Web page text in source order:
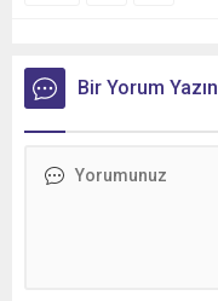
Bir Yorum Yazın